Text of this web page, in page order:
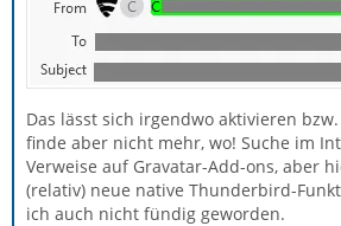
Das lässt sich irgendwo aktivieren
finde aber nicht mehr, wo! Suche im
Verweise auf Gravatar-Add-ons, aber
(relativ) neue native Thunderbird-
ich auch nicht fündig geworden.